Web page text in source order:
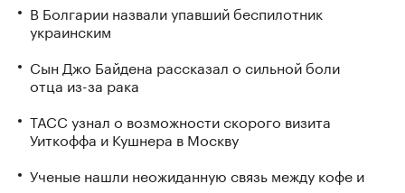
В Болгарии назвали упавший беспилотник
украинским
Сын Джо Байдена рассказал о сильной боли
отца из-за рака
ТАСС узнал о возможности скорого визита
Уиткоффа и Кушнера в Москву
Ученые нашли неожиданную связь между кофе и